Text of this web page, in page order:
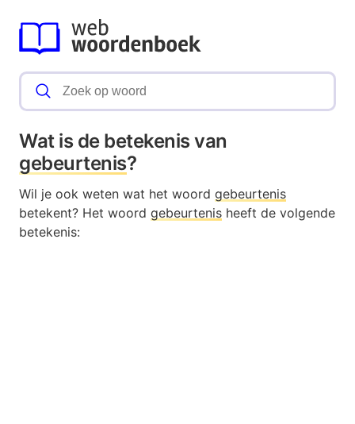
Wat is de betekenis van
gebeurtenis?
Wil je ook weten wat het woord gebeurtenis
betekent? Het woord gebeurtenis heeft de volgende
betekenis: